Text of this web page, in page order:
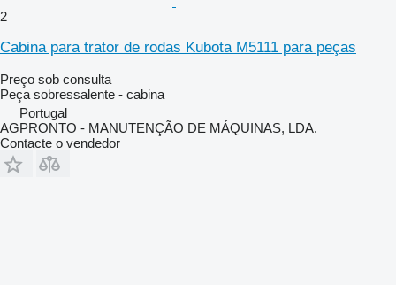
2
Cabina para trator de rodas Kubota M5111 para peças
Preço sob consulta
Peça sobressalente - cabina
Portugal
AGPRONTO - MANUTENÇÃO DE MÁQUINAS, LDA.
Contacte o vendedor